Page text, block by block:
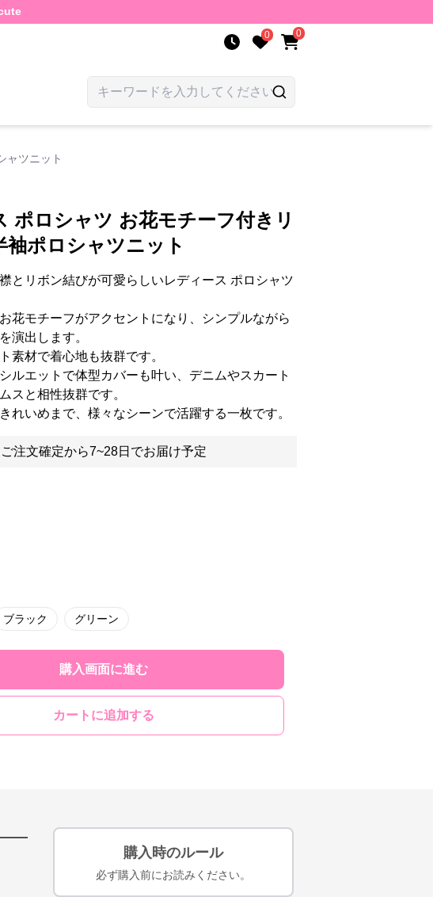
0 0
ャツニット
ポロシャツ お花モチーフ付きリ
袖ポロシャツニット
とリボン結びが可愛らしいレディース ポロシャツ
花モチーフがアクセントになり、シンプルながら
演出します。
素材で着心地も抜群です。
ルエットで体型カバーも叶い、デニムやスカート
スと相性抜群です。
れいめまで、様々なシーンで活躍する一枚です。
ご注文確定から7~28日でお届け予定
ブラック グリーン
購入画面に進む
カートに追加する
購入時のルール
必ず購入前にお読みください。